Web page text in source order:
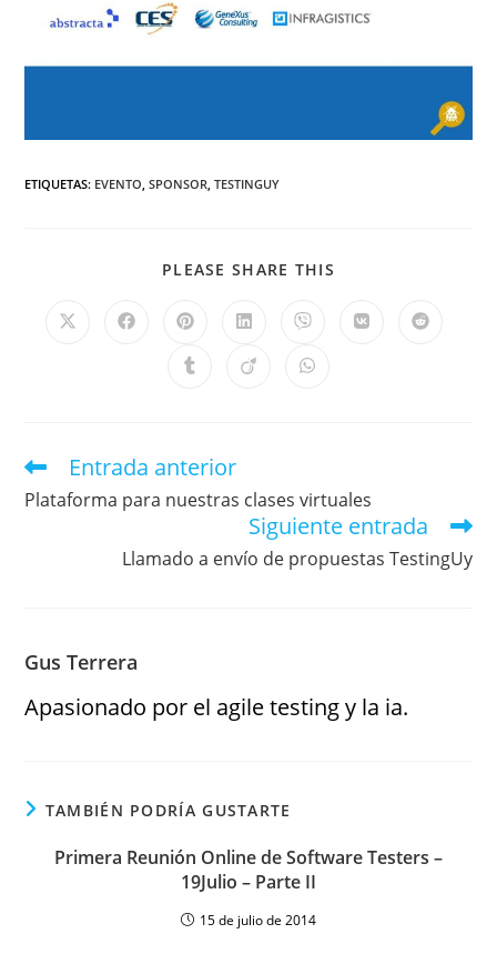
ETIQUETAS: EVENTO SPONSOR TESTINGUY
PLEASE SHARE THIS
Entrada anterior
Plataforma para nuestras clases virtuales
Siguiente entrada
Llamado a envío de propuestas TestingUy
Gus Terrera
Apasionado por el agile testing y la ia.
TAMBIÉN PODRÍA GUSTARTE
Primera Reunión Online de Software Testers –
19Julio – Parte II
15 de julio de 2014